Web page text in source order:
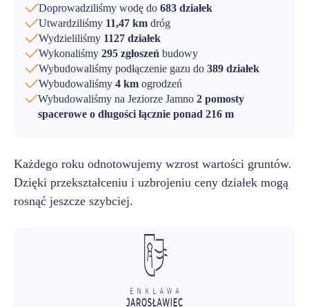
Doprowadziliśmy wodę do 683 działek
Utwardziliśmy 11,47 km dróg
Wydzieliliśmy 1127 działek
Wykonaliśmy 295 zgłoszeń budowy
Wybudowaliśmy podłączenie gazu do 389 działek
Wybudowaliśmy 4 km ogrodzeń
Wybudowaliśmy na Jeziorze Jamno 2 pomosty
spacerowe o długości łącznie ponad 216 m
Każdego roku odnotowujemy wzrost wartości gruntów.
Dzięki przekształceniu i uzbrojeniu ceny działek mogą
rosnąć jeszcze szybciej.